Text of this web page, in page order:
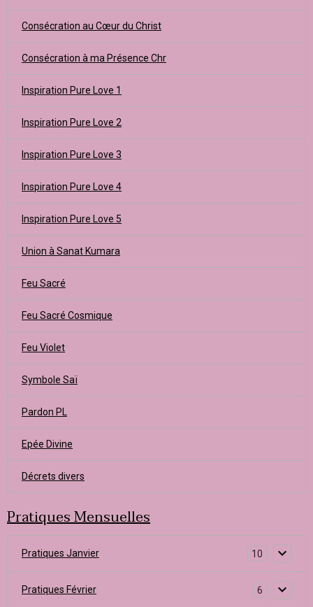
Consécration au Cœur du Christ
Consécration à ma Présence Chr
Inspiration Pure Love 1
Inspiration Pure Love 2
Inspiration Pure Love 3
Inspiration Pure Love 4
Inspiration Pure Love 5
Union à Sanat Kumara
Feu Sacré
Feu Sacré Cosmique
Feu Violet
Symbole Saï
Pardon PL
Epée Divine
Décrets divers
Pratiques Mensuelles
Pratiques Janvier 10
Pratiques Février 6